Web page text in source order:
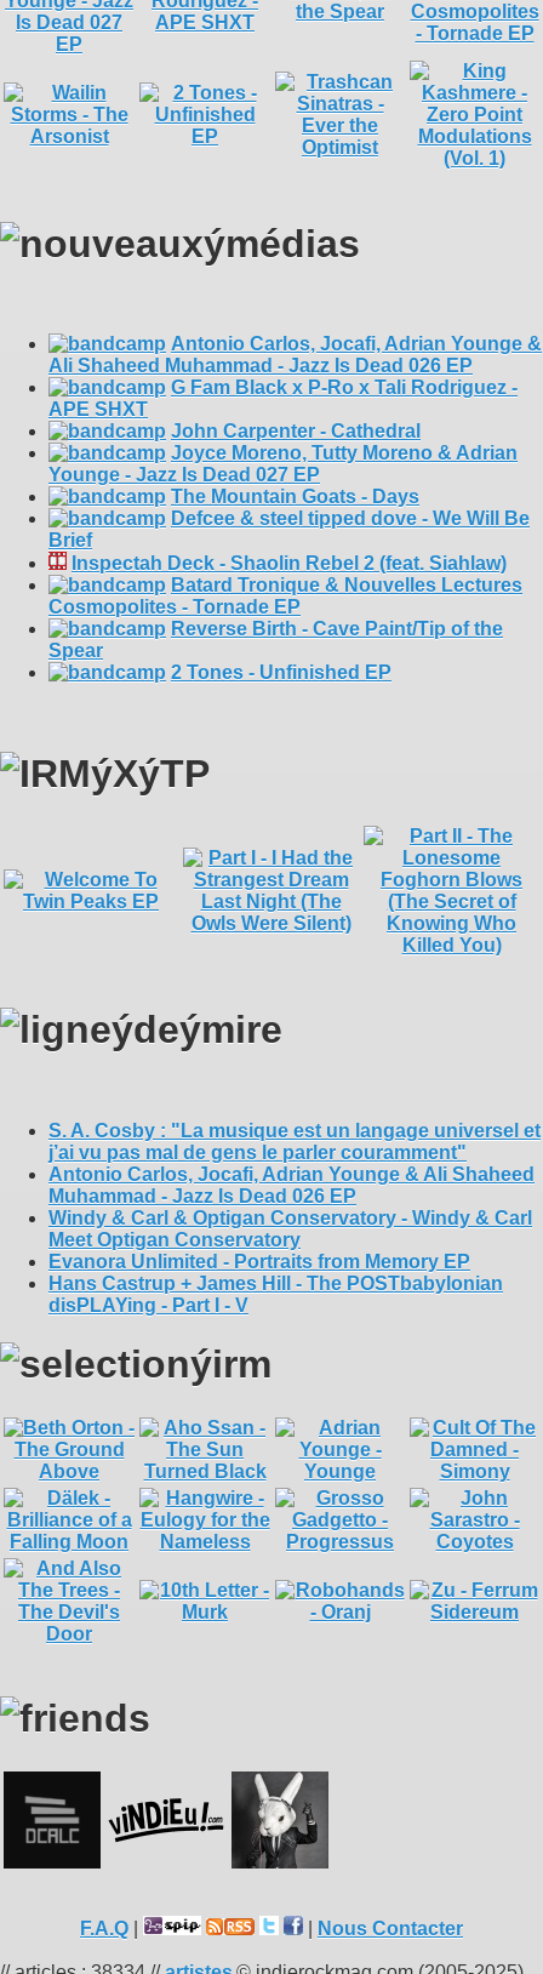
Antonio Carlos, Jocafi, Adrian Younge &
Ali Shaheed Muhammad - Jazz Is Dead 026 EP
G Fam Black x P-Ro x Tali Rodriguez -
APE SHXT
John Carpenter - Cathedral
Joyce Moreno, Tutty Moreno & Adrian
Younge - Jazz Is Dead 027 EP
The Mountain Goats - Days
Defcee & steel tipped dove - We Will Be
Brief
Inspectah Deck - Shaolin Rebel 2 (feat. Siahlaw)
Batard Tronique & Nouvelles Lectures
Cosmopolites - Tornade EP
Reverse Birth - Cave Paint/Tip of the
Spear
2 Tones - Unfinished EP
S. A. Cosby : "La musique est un langage universel et
j’ai vu pas mal de gens le parler couramment"
Antonio Carlos, Jocafi, Adrian Younge & Ali Shaheed
Muhammad - Jazz Is Dead 026 EP
Windy & Carl & Optigan Conservatory - Windy & Carl
Meet Optigan Conservatory
Evanora Unlimited - Portraits from Memory EP
Hans Castrup + James Hill - The POSTbabylonian
disPLAYing - Part I - V
F.A.Q Nous Contacter